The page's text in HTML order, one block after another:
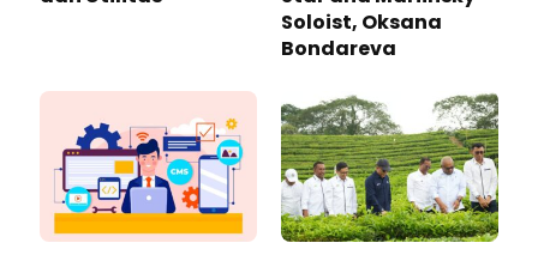
Soloist, Oksana
Bondareva